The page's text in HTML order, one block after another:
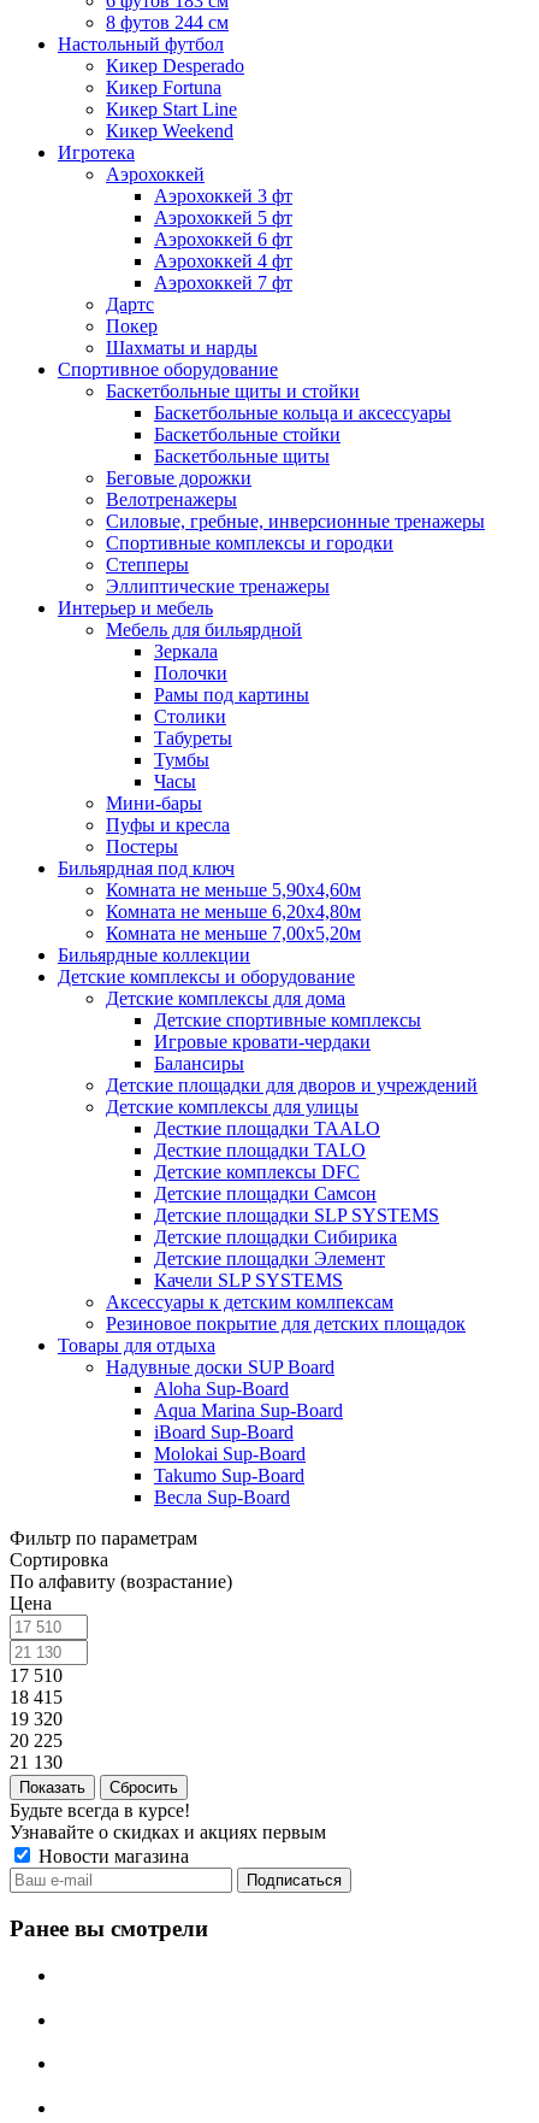
8 футов 244 см
Настольный футбол
Кикер Desperado
Кикер Fortuna
Кикер Start Line
Кикер Weekend
Игротека
Аэрохоккей
Аэрохоккей 3 фт
Аэрохоккей 5 фт
Аэрохоккей 6 фт
Аэрохоккей 4 фт
Аэрохоккей 7 фт
Дартс
Покер
Шахматы и нарды
Спортивное оборудование
Баскетбольные щиты и стойки
Баскетбольные кольца и аксессуары
Баскетбольные стойки
Баскетбольные щиты
Беговые дорожки
Велотренажеры
Силовые, гребные, инверсионные тренажеры
Спортивные комплексы и городки
Степперы
Эллиптические тренажеры
Интерьер и мебель
Мебель для бильярдной
Зеркала
Полочки
Рамы под картины
Столики
Табуреты
Тумбы
Часы
Мини-бары
Пуфы и кресла
Постеры
Бильярдная под ключ
Комната не меньше 5,90х4,60м
Комната не меньше 6,20х4,80м
Комната не меньше 7,00х5,20м
Бильярдные коллекции
Детские комплексы и оборудование
Детские комплексы для дома
Детские спортивные комплексы
Игровые кровати-чердаки
Балансиры
Детские площадки для дворов и учреждений
Детские комплексы для улицы
Десткие площадки TAALO
Десткие площадки TALO
Детские комплексы DFC
Детские площадки Самсон
Детские площадки SLP SYSTEMS
Детские площадки Сибирика
Детские площадки Элемент
Качели SLP SYSTEMS
Аксессуары к детским комлпексам
Резиновое покрытие для детских площадок
Товары для отдыха
Надувные доски SUP Board
Aloha Sup-Board
Aqua Marina Sup-Board
iBoard Sup-Board
Molokai Sup-Board
Takumo Sup-Board
Весла Sup-Board
Фильтр по параметрам
Сортировка
По алфавиту (возрастание)
Цена
17 510
18 415
19 320
20 225
21 130
Сбросить
Будьте всегда в курсе!
Узнавайте о скидках и акциях первым
Новости магазина
Ранее вы смотрели